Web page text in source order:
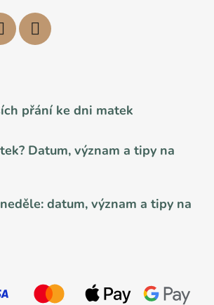
přání ke dni matek
Datum, význam a tipy na
datum, význam a tipy na